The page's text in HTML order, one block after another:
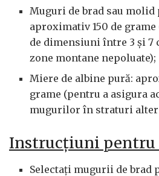
Muguri de brad sau molid
aproximativ 150 de
de dimensiuni între 3 și
zone montane nepoluate);
Miere de albine pură:
grame (pentru a asigura
mugurilor în straturi
Instrucțiuni pentru
Selectați mugurii de brad